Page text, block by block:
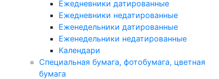
Ежедневники датированные
Ежедневники недатированные
Еженедельники датированные
Еженедельники недатированные
Календари
Специальная бумага, фотобумага, цветная
бумага